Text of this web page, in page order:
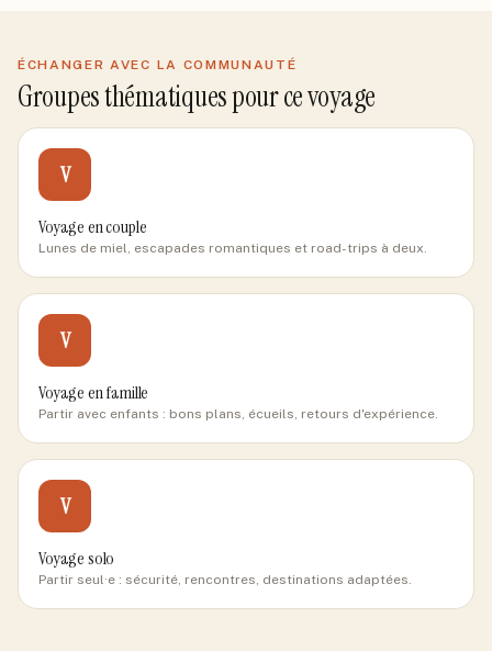
ÉCHANGER AVEC LA COMMUNAUTÉ
Groupes thématiques pour ce voyage
V
Voyage en couple
Lunes de miel, escapades romantiques et road-trips à deux.
V
Voyage en famille
Partir avec enfants : bons plans, écueils, retours d'expérience.
V
Voyage solo
Partir seul·e : sécurité, rencontres, destinations adaptées.